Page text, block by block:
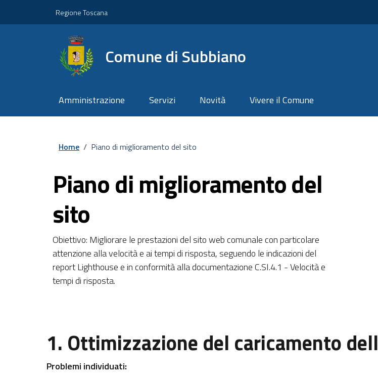
Regione Toscana
Comune di Subbiano
Amministrazione Servizi Novità Vivere il Comune
Home / Piano di miglioramento del sito
Piano di miglioramento del
sito
Obiettivo: Migliorare le prestazioni del sito web comunale con particolare
attenzione alla velocità e ai tempi di risposta, seguendo le indicazioni del
report Lighthouse e in conformità alla documentazione C.SI.4.1 - Velocità e
tempi di risposta.
1. Ottimizzazione del caricamento
Problemi individuati: